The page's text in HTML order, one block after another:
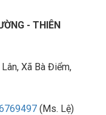
- THIÊN
Xã Bà Điểm,
(Ms. Lệ)